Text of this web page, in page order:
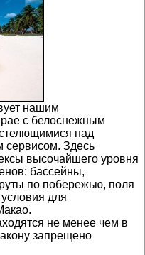
нашим
с белоснежным
над
сервисом. Здесь
высочайшего уровня
бассейны,
по побережью, поля
для
не менее чем в
запрещено